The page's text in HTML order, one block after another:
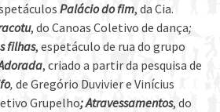
Palácio do fim, da Cia.
, do Canoas Coletivo de dança;
filhas, espetáculo de rua do grupo
, criado a partir da pesquisa de
, de Gregório Duvivier e Vinícius
Grupelho;Atravessamentos, do